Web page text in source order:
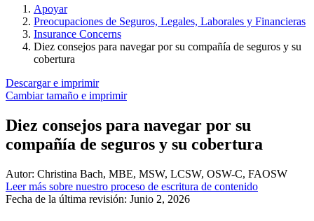
Apoyar
Preocupaciones de Seguros, Legales, Laborales y Financieras
Insurance Concerns
Diez consejos para navegar por su compañía de seguros y su
cobertura
Descargar e imprimir
Cambiar tamaño e imprimir
Diez consejos para navegar por su
compañía de seguros y su cobertura
Autor: Christina Bach, MBE, MSW, LCSW, OSW-C, FAOSW
Leer más sobre nuestro proceso de escritura de contenido
Fecha de la última revisión: Junio 2, 2026